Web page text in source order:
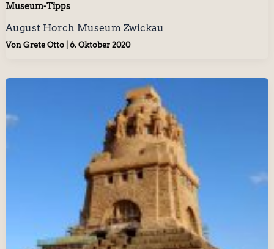
Museum-Tipps
August Horch Museum Zwickau
Von Grete Otto 6. Oktober 2020